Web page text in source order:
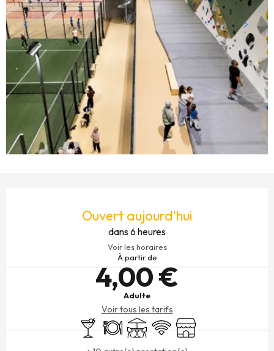
Ouvert aujourd'hui
dans 6 heures
Voir les horaires
À partir de
4,00 €
Adulte
Voir tous les tarifs
Bar / Buvette
Restaurant
Terrasse
WiFi Boutique